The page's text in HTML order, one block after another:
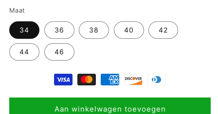
Maat
34 36 38 40 42
44 46
Aan winkelwagen toevoegen